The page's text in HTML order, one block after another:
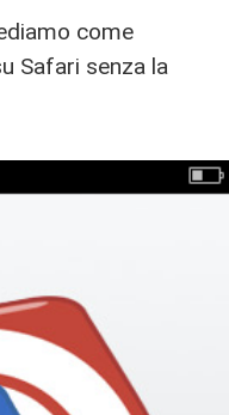
come
Safari senza la